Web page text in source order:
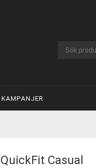
KAMPANJER
QuickFit Casual